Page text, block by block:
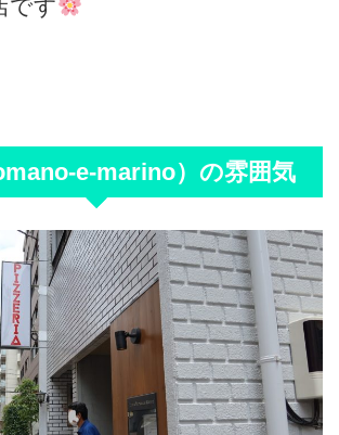
です
e-marino）の雰囲気